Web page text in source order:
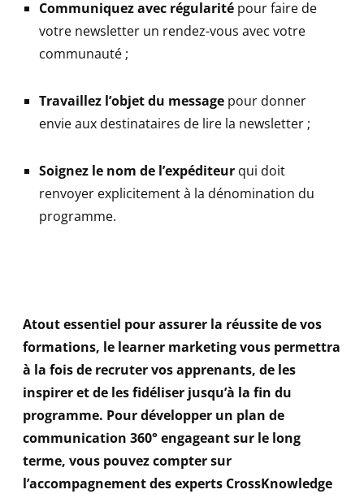
Communiquez avec régularité pour faire de
votre newsletter un rendez-vous avec votre
communauté ;
Travaillez l’objet du message pour donner
envie aux destinataires de lire la newsletter ;
Soignez le nom de l’expéditeur qui doit
renvoyer explicitement à la dénomination du
programme.
Atout essentiel pour assurer la réussite de vos
formations, le learner marketing vous permettra
à la fois de recruter vos apprenants, de les
inspirer et de les fidéliser jusqu’à la fin du
programme. Pour développer un plan de
communication 360° engageant sur le long
terme, vous pouvez compter sur
l’accompagnement des experts CrossKnowledge